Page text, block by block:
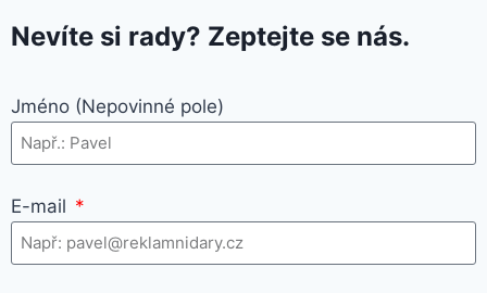
Nevíte si rady? Zeptejte se nás.
Jméno (Nepovinné pole)
E-mail